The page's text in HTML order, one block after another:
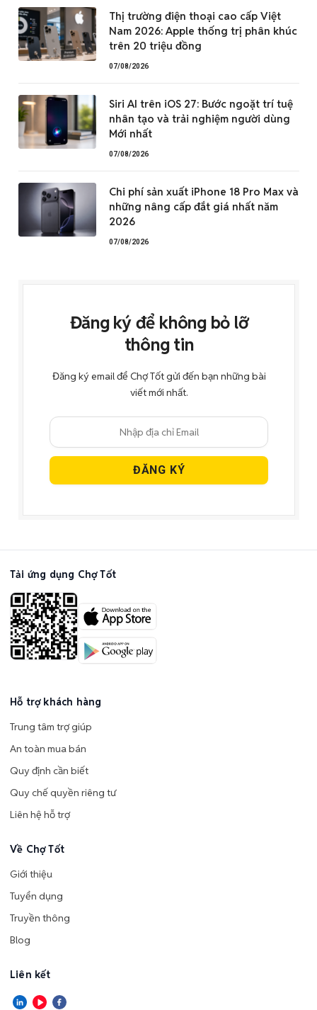
Thị trường điện thoại cao cấp Việt
Nam 2026: Apple thống trị phân khúc
trên 20 triệu đồng
07/08/2026
Siri AI trên iOS 27: Bước ngoặt trí tuệ
nhân tạo và trải nghiệm người dùng
Mới nhất
07/08/2026
Chi phí sản xuất iPhone 18 Pro Max và
những nâng cấp đắt giá nhất năm
2026
07/08/2026
Đăng ký để không bỏ lỡ
thông tin
Đăng ký email để Chợ Tốt gửi đến bạn những bài
viết mới nhất.
Tải ứng dụng Chợ Tốt
Hỗ trợ khách hàng
Trung tâm trợ giúp
An toàn mua bán
Quy định cần biết
Quy chế quyền riêng tư
Liên hệ hỗ trợ
Về Chợ Tốt
Giới thiệu
Tuyển dụng
Truyền thông
Blog
Liên kết